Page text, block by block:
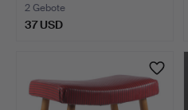
2 Gebote
37 USD